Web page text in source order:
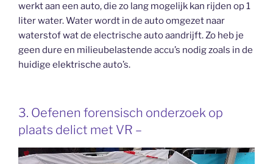
werkt aan een auto, die zo lang mogelijk kan rijden op 1
liter water. Water wordt in de auto omgezet naar
waterstof wat de electrische auto aandrijft. Zo heb je
geen dure en milieubelastende accu’s nodig zoals in de
huidige elektrische auto’s.
3. Oefenen forensisch onderzoek op
plaats delict met VR –
Videospeler